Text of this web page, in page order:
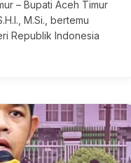
– Bupati Aceh Timur
M.Si., bertemu
Republik Indonesia